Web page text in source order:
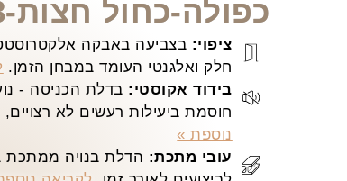
כפולה-כחול חצות-5103
ציפוי: בצביעה באבקה
חלק ואלגנטי העומד במבחן הזמן.
בידוד אקוסטי: בדלת הכניסה -
חוסמת ביעילות רעשים לא
נוספת »
עובי מתכת: